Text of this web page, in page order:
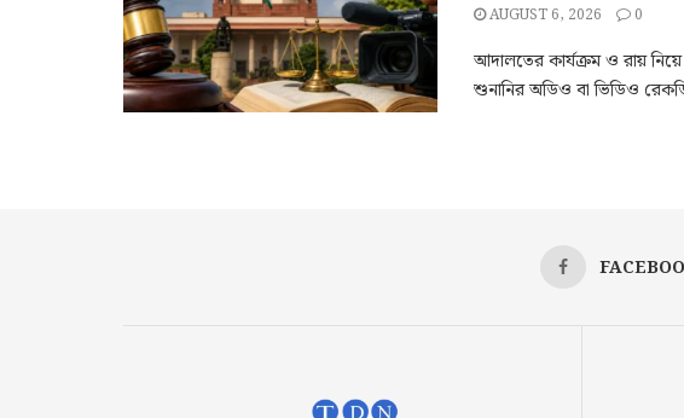
AUGUST 6, 2026 0
আদালতের কার্যক্রম ও রায়
শুনানির অডিও বা ভিডিও